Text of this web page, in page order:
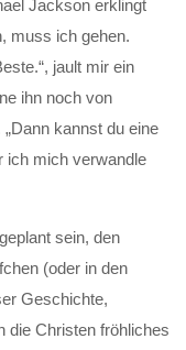
Jackson erklingt
muss ich gehen.
jault mir ein
ihn noch von
kannst du eine
ich mich verwandle
sein, den
(oder in den
Geschichte,
die Christen fröhliches